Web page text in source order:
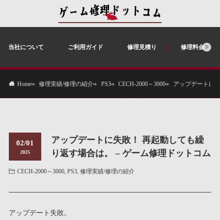
当社について ご利用ガイド 修理見積り 修理料金
Home 修理実績/修理の紹介 PS3 CECH-2000～3000 アップデートに
02/01
2025
アップデートに失敗！ 再起動しても繰
り返す場合は。 – ゲーム修理ドットコム
CECH-2000～3000, PS3, 修理実績/修理の紹介
アップデート失敗。